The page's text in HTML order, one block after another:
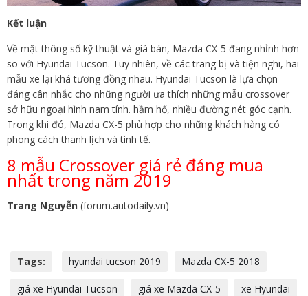
Kết luận
Về mặt thông số kỹ thuật và giá bán, Mazda CX-5 đang nhỉnh hơn
so với Hyundai Tucson. Tuy nhiên, về các trang bị và tiện nghi, hai
mẫu xe lại khá tương đồng nhau. Hyundai Tucson là lựa chọn
đáng cân nhắc cho những người ưa thích những mẫu crossover
sở hữu ngoại hình nam tính. hầm hố, nhiều đường nét góc cạnh.
Trong khi đó, Mazda CX-5 phù hợp cho những khách hàng có
phong cách thanh lịch và tinh tế.
8 mẫu Crossover giá rẻ đáng mua
nhất trong năm 2019
Trang Nguyễn (forum.autodaily.vn)
Tags: hyundai tucson 2019 Mazda CX-5 2018
giá xe Hyundai Tucson giá xe Mazda CX-5 xe Hyundai